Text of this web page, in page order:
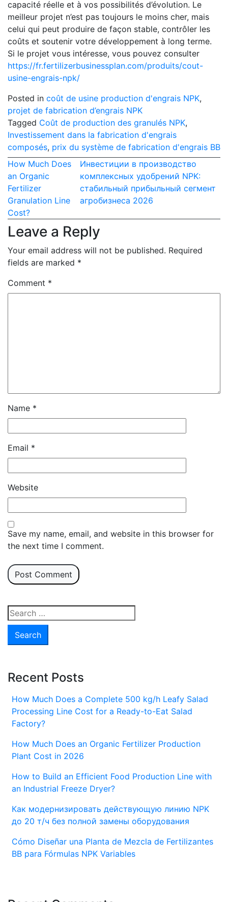
capacité réelle et à vos possibilités d’évolution. Le
meilleur projet n’est pas toujours le moins cher, mais
celui qui peut produire de façon stable, contrôler les
coûts et soutenir votre développement à long terme.
Si le projet vous intéresse, vous pouvez consulter
https://fr.fertilizerbusinessplan.com/produits/cout-
usine-engrais-npk/
Posted in coût de usine production d'engrais NPK,
projet de fabrication d’engrais NPK
Tagged Coût de production des granulés NPK,
Investissement dans la fabrication d'engrais
composés, prix du système de fabrication d'engrais BB
Post
navigation
How Much Does
an Organic
Fertilizer
Granulation Line
Cost?
Инвестиции в производство
комплексных удобрений NPK:
стабильный прибыльный сегмент
агробизнеса 2026
Leave a Reply
Your email address will not be published. Required
fields are marked *
Comment *
Name *
Email *
Website
Save my name, email, and website in this browser for
the next time I comment.
Search
for:
Recent Posts
How Much Does a Complete 500 kg/h Leafy Salad
Processing Line Cost for a Ready-to-Eat Salad
Factory?
How Much Does an Organic Fertilizer Production
Plant Cost in 2026
How to Build an Efficient Food Production Line with
an Industrial Freeze Dryer?
Как модернизировать действующую линию NPK
до 20 т/ч без полной замены оборудования
Cómo Diseñar una Planta de Mezcla de Fertilizantes
BB para Fórmulas NPK Variables